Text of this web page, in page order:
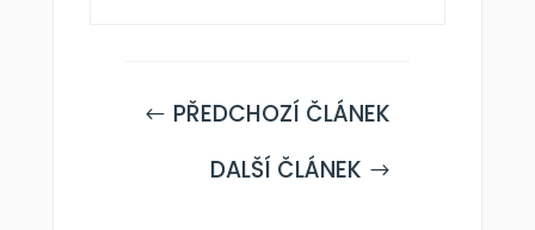
# PŘEDCHOZÍ ČLÁNEK
DALŠÍ ČLÁNEK $